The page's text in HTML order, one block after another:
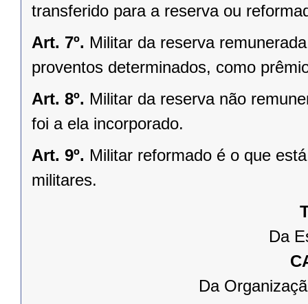
transferido para a reserva ou
Art. 7º. Militar da reserva
proventos determinados, como
Art. 8º. Militar da reserva não
foi a ela incorporado.
Art. 9º. Militar reformado é o que
militares.
Da
Da